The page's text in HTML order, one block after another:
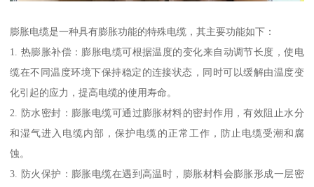
膨胀电缆是一种具有膨胀功能的特殊电缆，其主要功能如下：
1. 热膨胀补偿：膨胀电缆可根据温度的变化来自动调节长度，使电
缆在不同温度环境下保持稳定的连接状态，同时可以缓解由温度变
化引起的应力，提高电缆的使用寿命。
2. 防水密封：膨胀电缆可通过膨胀材料的密封作用，有效阻止水分
和湿气进入电缆内部，保护电缆的正常工作，防止电缆受潮和腐
蚀。
3. 防火保护：膨胀电缆在遇到高温时，膨胀材料会膨胀形成一层密